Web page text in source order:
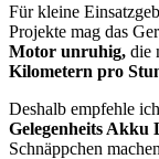
Für kleine
Projekte mag das
Motor unruhig, die
Kilometern pro
Deshalb empfehle
Gelegenheits Akku
Schnäppchen